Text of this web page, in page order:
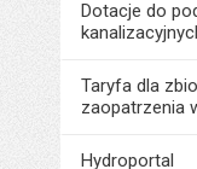
Dotacje do
Taryfa dla
zaopatrzenia
Hydroportal